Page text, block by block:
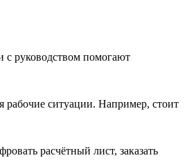
с руководством помогают
рабочие ситуации. Например, стоит
расчётный лист, заказать